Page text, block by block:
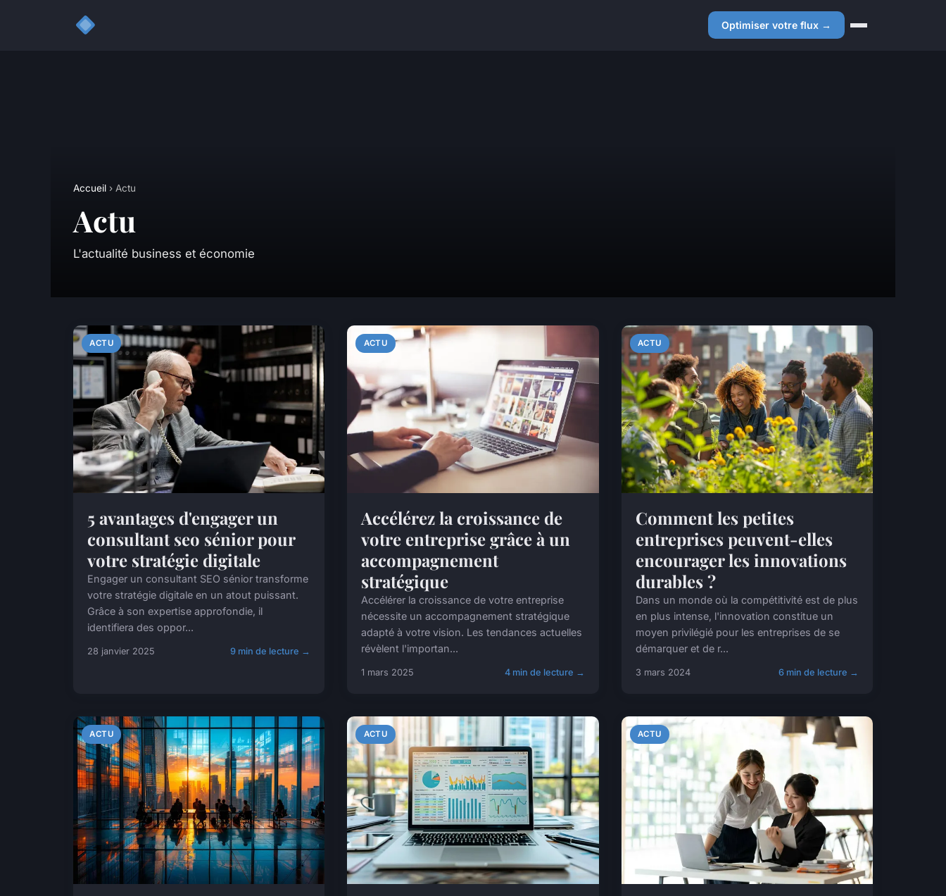
Optimiser votre flux →
Accueil › Actu
Actu
L'actualité business et économie
ACTU
5 avantages d'engager un
consultant seo sénior pour
votre stratégie digitale
Engager un consultant SEO sénior transforme
votre stratégie digitale en un atout puissant.
Grâce à son expertise approfondie, il
identifiera des oppor...
28 janvier 2025 9 min de lecture →
ACTU
Accélérez la croissance de
votre entreprise grâce à un
accompagnement
stratégique
Accélérer la croissance de votre entreprise
nécessite un accompagnement stratégique
adapté à votre vision. Les tendances actuelles
révèlent l'importan...
1 mars 2025 4 min de lecture →
ACTU
Comment les petites
entreprises peuvent-elles
encourager les innovations
durables ?
Dans un monde où la compétitivité est de plus
en plus intense, l'innovation constitue un
moyen privilégié pour les entreprises de se
démarquer et de r...
3 mars 2024 6 min de lecture →
ACTU ACTU ACTU